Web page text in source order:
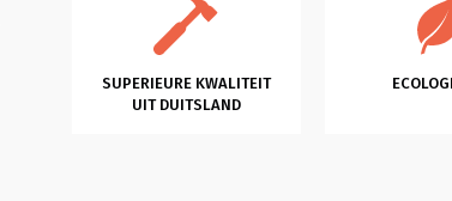
SUPERIEURE KWALITEIT
UIT DUITSLAND